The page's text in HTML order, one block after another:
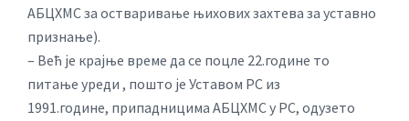
АБЦХМС за остваривање њихових захтева за уставно
признање).
– Већ је крајње време да се поцле 22.године то
питање уреди , пошто је Уставом РС из
1991.године, припадницима АБЦХМС у РС, одузето